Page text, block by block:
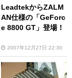
LeadtekからZALM
AN仕様の「GeForc
e 8800 GT」登場！
2007年12月27日 22:30